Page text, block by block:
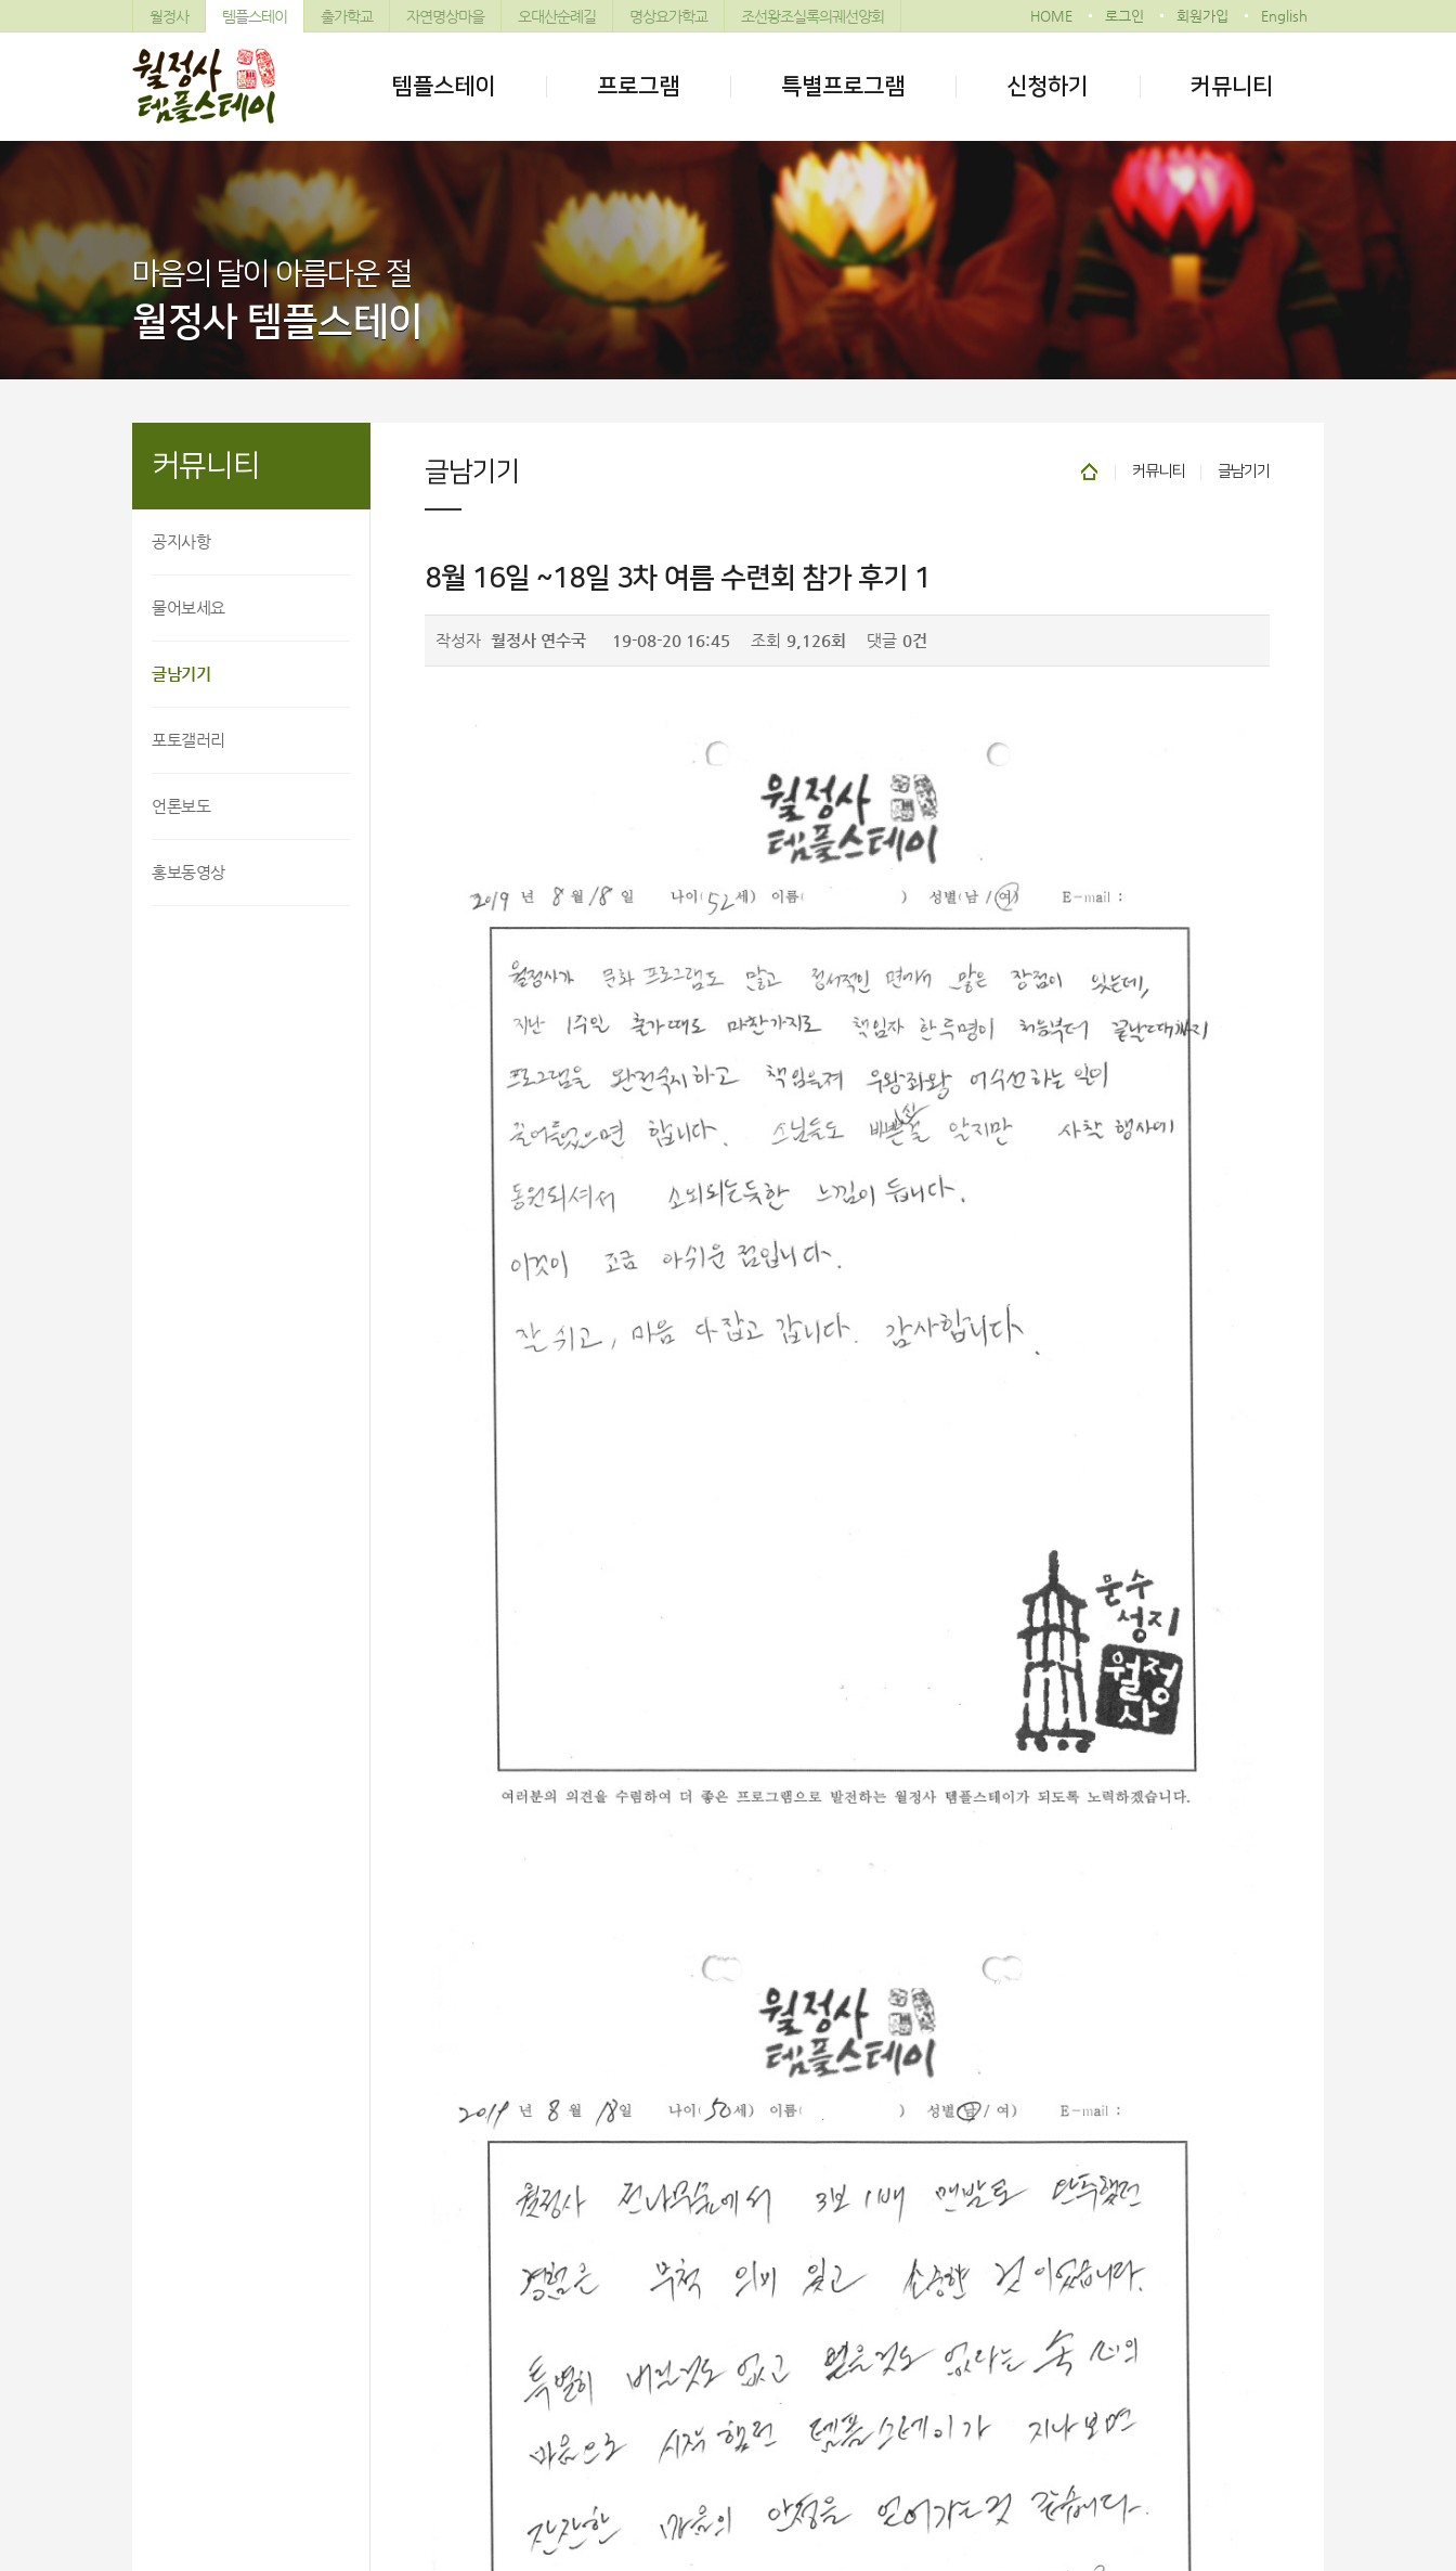
월정사 템플스테이 출가학교 자연명상마을 오대산순례길 명상요가학교 조선왕조실록의궤선양회 HOME 로그인 회원가입 English
템플스테이 프로그램 특별프로그램 신청하기 커뮤니티
마음의 달이 아름다운 절
월정사 템플스테이
커뮤니티
공지사항
물어보세요
글남기기
포토갤러리
언론보도
홍보동영상
커뮤니티 글남기기
글남기기
8월 16일 ~18일 3차 여름 수련회 참가 후기 1
작성자 월정사 연수국 19-08-20 16:45 조회 9,126회 댓글 0건